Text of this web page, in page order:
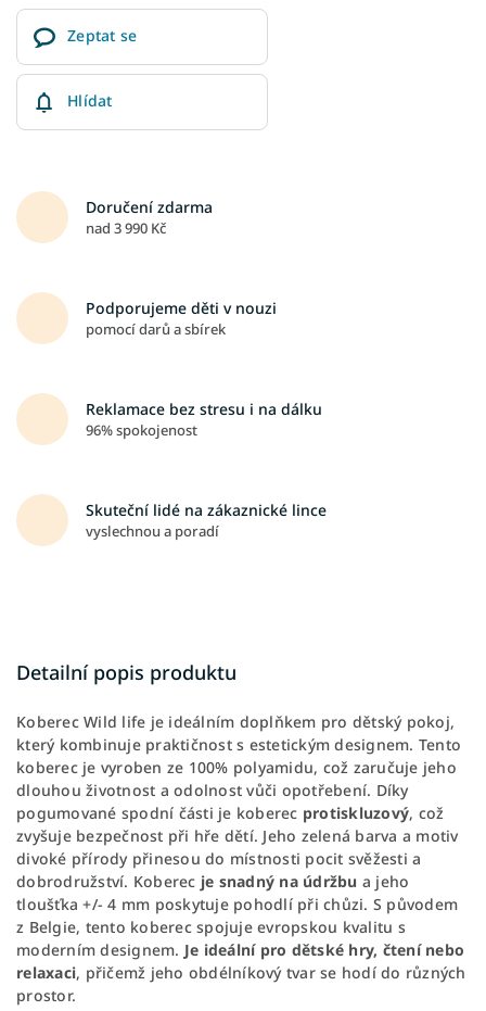
Zeptat se
Hlídat
Doručení zdarma
nad 3 990 Kč
Podporujeme děti v nouzi
pomocí darů a sbírek
Reklamace bez stresu i na dálku
96% spokojenost
Skuteční lidé na zákaznické lince
vyslechnou a poradí
Detailní popis produktu
Koberec Wild life je ideálním doplňkem pro dětský pokoj,
který kombinuje praktičnost s estetickým designem. Tento
koberec je vyroben ze 100% polyamidu, což zaručuje jeho
dlouhou životnost a odolnost vůči opotřebení. Díky
pogumované spodní části je koberec protiskluzový, což
zvyšuje bezpečnost při hře dětí. Jeho zelená barva a motiv
divoké přírody přinesou do místnosti pocit svěžesti a
dobrodružství. Koberec je snadný na údržbu a jeho
tloušťka +/- 4 mm poskytuje pohodlí při chůzi. S původem
z Belgie, tento koberec spojuje evropskou kvalitu s
moderním designem. Je ideální pro dětské hry, čtení nebo
relaxaci, přičemž jeho obdélníkový tvar se hodí do různých
prostor.